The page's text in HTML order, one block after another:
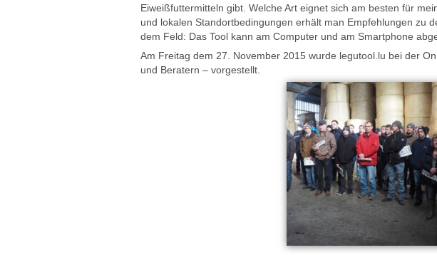
Eiweißfuttermitteln gibt. Welche Art eignet sich am besten für
und lokalen Standortbedingungen erhält man Empfehlungen zu
dem Feld: Das Tool kann am Computer und am Smartphone
Am Freitag dem 27. November 2015 wurde legutool.lu bei der
und Beratern – vorgestellt.